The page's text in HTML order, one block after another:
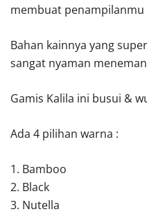
membuat penampilanmu
Bahan kainnya yang
sangat nyaman
Gamis Kalila ini busui &
Ada 4 pilihan warna :
1. Bamboo
2. Black
3. Nutella